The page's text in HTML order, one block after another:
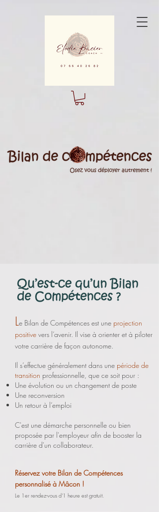
Le Bilan de Compétences est une projection
positive vers l’avenir. Il vise à orienter et à piloter
votre carrière de façon autonome.
Il s’effectue généralement dans une période de
transition professionnelle, que ce soit pour :
Une évolution ou un changement de poste
Une reconversion
Un retour à l’emploi
C'est une démarche personnelle ou bien
proposée par l'employeur afin de booster la
carrière d'un collaborateur.
Réservez votre Bilan de Compétences
personnalisé à Mâcon !
Le 1er rendez-vous d'1 heure est gratuit.